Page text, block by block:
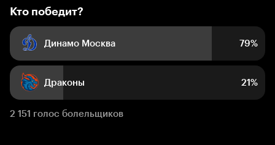
Кто победит?
Динамо Москва 79%
Драконы 21%
2 151 голос болельщиков